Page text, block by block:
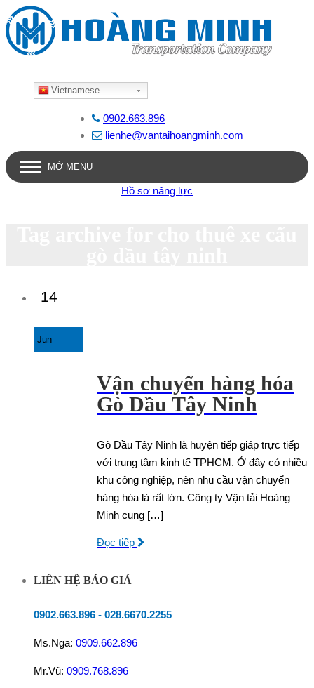
Vietnamese
0902.663.896
lienhe@vantaihoangminh.com
MỞ MENU
Hồ sơ năng lực
14
Jun
Vận chuyển hàng hóa
Gò Dầu Tây Ninh
Gò Dầu Tây Ninh là huyện tiếp giáp trực tiếp
với trung tâm kinh tế TPHCM. Ở đây có nhiều
khu công nghiệp, nên nhu cầu vận chuyển
hàng hóa là rất lớn. Công ty Vận tải Hoàng
Minh cung […]
Đọc tiếp
LIÊN HỆ BÁO GIÁ
0902.663.896 - 028.6670.2255
Ms.Nga: 0909.662.896
Mr.Vũ: 0909.768.896